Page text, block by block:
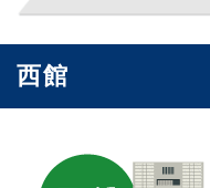
西館